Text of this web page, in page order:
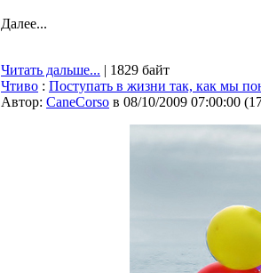
Далее...
Читать дальше... | 1829 байт
Чтиво : Поступать в жизни так, как мы
Автор: CaneCorso в 08/10/2009 07:00:00 (